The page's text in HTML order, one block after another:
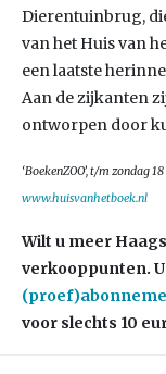
Dierentuinbrug,
van het Huis van
een laatste
Aan de zijkanten
ontworpen door
‘BoekenZOO’, t/m zondag
www.huisvanhetboek.nl
Wilt u meer
verkooppunten.
voor slechts 10